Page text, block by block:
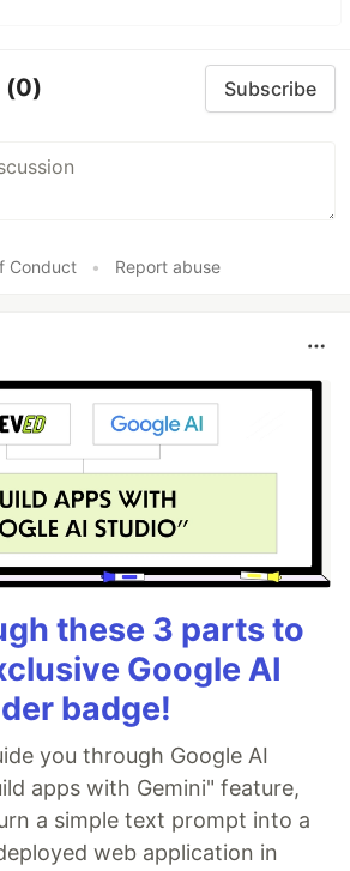
(0) Subscribe
Conduct • Report abuse
these 3 parts to
Google AI
badge!
you through Google AI
apps with Gemini" feature,
a simple text prompt into a
web application in